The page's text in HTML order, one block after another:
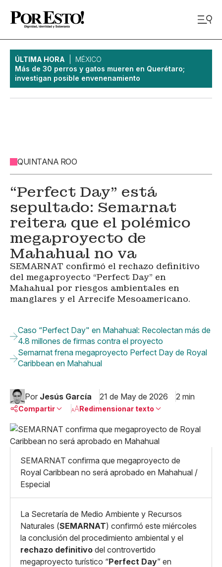
ÚLTIMA HORA
MÉXICO
Más de 30 perros y gatos mueren en Querétaro;
investigan posible envenenamiento
QUINTANA ROO
“Perfect Day" está
sepultado: Semarnat
reitera que el polémico
megaproyecto de
Mahahual no va
SEMARNAT confirmó el rechazo definitivo
del megaproyecto “Perfect Day” en
Mahahual por riesgos ambientales en
manglares y el Arrecife Mesoamericano.
Caso “Perfect Day" en Mahahual: Recolectan más de
4.8 millones de firmas contra el proyecto
Semarnat frena megaproyecto Perfect Day de Royal
Caribbean en Mahahual
Por Jesús García 21 de May de 2026 2 min
Compartir
Linkedin
X
Whatsapp
Copiar enlace
Redimensionar texto
Pequeño
Mediano
Grande
SEMARNAT confirma que megaproyecto de
Royal Caribbean no será aprobado en Mahahual /
Especial
La Secretaría de Medio Ambiente y Recursos
Naturales (SEMARNAT) confirmó este miércoles
la conclusión del procedimiento ambiental y el
rechazo definitivo del controvertido
megaproyecto turístico “Perfect Day” en